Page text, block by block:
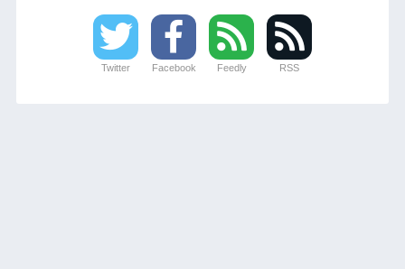
Twitter Facebook Feedly RSS